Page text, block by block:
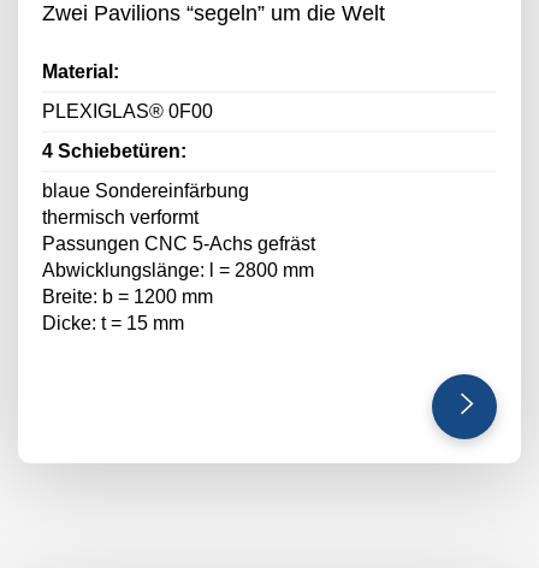
Zwei Pavilions “segeln” um die Welt
Material:
PLEXIGLAS® 0F00
4 Schiebetüren:
blaue Sondereinfärbung
thermisch verformt
Passungen CNC 5-Achs gefräst
Abwicklungslänge: l = 2800 mm
Breite: b = 1200 mm
Dicke: t = 15 mm